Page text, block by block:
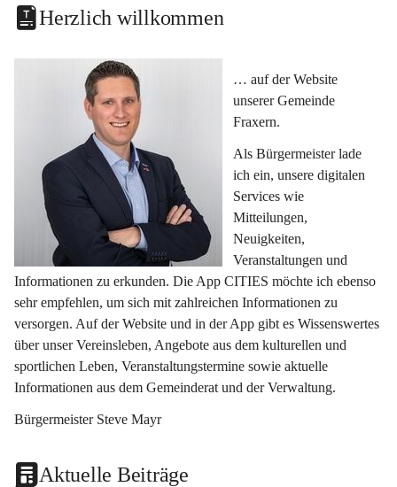
Herzlich willkommen
… auf der Website
unserer Gemeinde
Fraxern.
Als Bürgermeister lade
ich ein, unsere digitalen
Services wie
Mitteilungen,
Neuigkeiten,
Veranstaltungen und
Informationen zu erkunden. Die App CITIES möchte ich ebenso
sehr empfehlen, um sich mit zahlreichen Informationen zu
versorgen. Auf der Website und in der App gibt es Wissenswertes
über unser Vereinsleben, Angebote aus dem kulturellen und
sportlichen Leben, Veranstaltungstermine sowie aktuelle
Informationen aus dem Gemeinderat und der Verwaltung.
Bürgermeister Steve Mayr
Aktuelle Beiträge